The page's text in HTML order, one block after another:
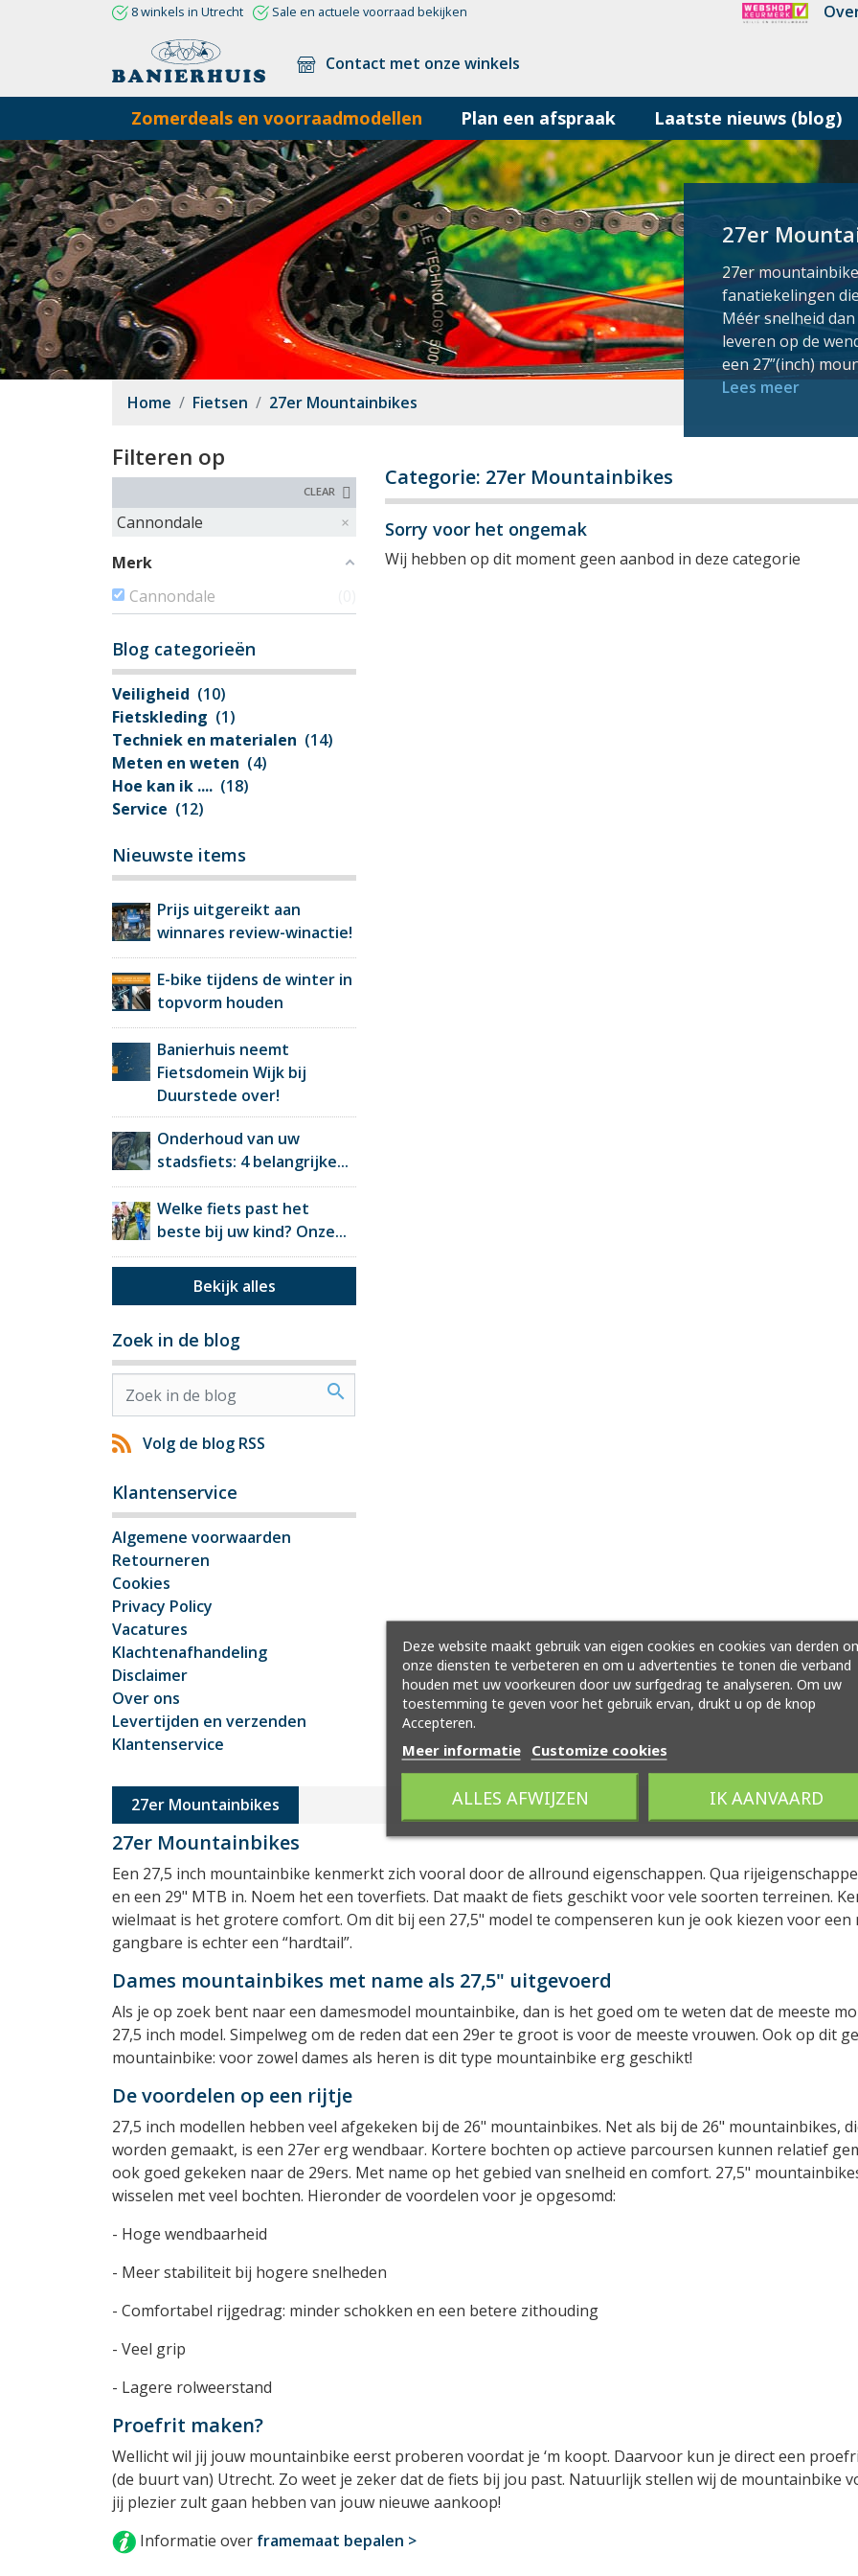
8 winkels in Utrecht Sale en actuele voorraad bekijken
Contact met onze winkels
Zomerdeals en voorraadmodellen Plan een afspraak Laatste nieuws (blog)
27er
27er
fanatiekelingen
Méér snelheid
leveren op de
een 27”(inch)
Lees meer
Home Fietsen 27er Mountainbikes
Filteren op
CLEAR
Cannondale
Merk
Cannondale
Blog categorieën
Veiligheid (10)
Fietskleding (1)
Techniek en materialen (14)
Meten en weten (4)
Hoe kan ik .... (18)
Service (12)
Nieuwste items
Prijs uitgereikt aan
winnares review-winactie!
E-bike tijdens de winter in
topvorm houden
Banierhuis neemt
Fietsdomein Wijk bij
Duurstede over!
Onderhoud van uw
stadsfiets: 4 belangrijke...
Welke fiets past het
beste bij uw kind? Onze...
Bekijk alles
Zoek in de blog
search
Volg de blog RSS
Klantenservice
Algemene voorwaarden
Retourneren
Cookies
Privacy Policy
Vacatures
Klachtenafhandeling
Disclaimer
Over ons
Levertijden en verzenden
Klantenservice
Categorie: 27er Mountainbikes
Sorry voor het ongemak
Wij hebben op dit moment geen aanbod in deze categorie
27er Mountainbikes
27er Mountainbikes
Een 27,5 inch mountainbike kenmerkt zich vooral door de allround eigenschappen. Qua
en een 29" MTB in. Noem het een toverfiets. Dat maakt de fiets geschikt voor vele soorten terreinen.
wielmaat is het grotere comfort. Om dit bij een 27,5" model te compenseren kun je ook kiezen voor
gangbare is echter een “hardtail”.
Dames mountainbikes met name als 27,5" uitgevoerd
Als je op zoek bent naar een damesmodel mountainbike, dan is het goed om te weten dat de meeste
27,5 inch model. Simpelweg om de reden dat een 29er te groot is voor de meeste vrouwen. Ook op dit
mountainbike: voor zowel dames als heren is dit type mountainbike erg geschikt!
De voordelen op een rijtje
27,5 inch modellen hebben veel afgekeken bij de 26" mountainbikes. Net als bij de 26" mountainbikes,
worden gemaakt, is een 27er erg wendbaar. Kortere bochten op actieve parcoursen kunnen relatief
ook goed gekeken naar de 29ers. Met name op het gebied van snelheid en comfort. 27,5"
wisselen met veel bochten. Hieronder de voordelen voor je opgesomd:
- Hoge wendbaarheid
- Meer stabiliteit bij hogere snelheden
- Comfortabel rijgedrag: minder schokken en een betere zithouding
- Veel grip
- Lagere rolweerstand
Proefrit maken?
Wellicht wil jij jouw mountainbike eerst proberen voordat je ‘m koopt. Daarvoor kun je direct een
(de buurt van) Utrecht. Zo weet je zeker dat de fiets bij jou past. Natuurlijk stellen wij de mountainbike
jij plezier zult gaan hebben van jouw nieuwe aankoop!
Informatie over framemaat bepalen >
Deze website maakt gebruik van eigen cookies en cookies van derden
onze diensten te verbeteren en om u advertenties te tonen die verband
houden met uw voorkeuren door uw surfgedrag te analyseren. Om uw
toestemming te geven voor het gebruik ervan, drukt u op de knop
Accepteren.
Meer informatie Customize cookies
ALLES AFWIJZEN IK AANVAARD